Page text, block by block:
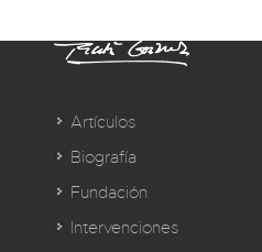
Artículos
Biografía
Fundación
Intervenciones